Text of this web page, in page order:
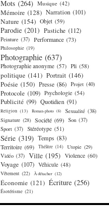
Mots (264) Musique (42)
Mémoire (128) Narration (101)
Nature (154) Objet (59)
Parodie (201) Pastiche (112)
Peinture (37) Performance (73)
Philosophie (19)
Photographie (637)
Photographie anonyme (57) Pli (58)
politique (141) Portrait (146)
Poésie (150) Presse (86) Projet (40)
Protocole (109) Psychologie (54)
Publicité (99) Quotidien (91)
Religion (13) Roman-photo (8) Sexualité (38)
Signature (28) Société (69) Son (37)
Sport (37) Stéréotype (51)
Série (319) Temps (83)
Territoire (69) Théâtre (14) Utopie (29)
Vidéo (37) Ville (195) Violence (60)
Voyage (107) Véhicule (48)
Vêtement (22) À détacher (12)
Économie (121) Écriture (256)
Ésotérisme (21)